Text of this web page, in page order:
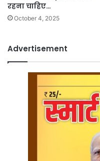
रहना चाहिए…
October 4, 2025
Advertisement